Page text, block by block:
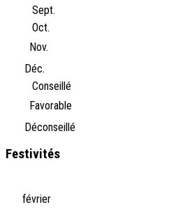
Sept.
Oct.
Nov.
Déc.
Conseillé
Favorable
Déconseillé
Festivités
février